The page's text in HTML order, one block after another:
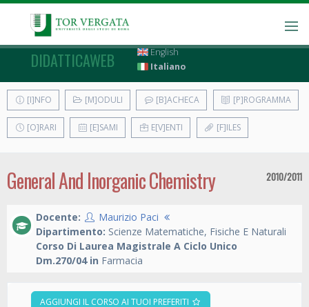
DIDATTICAWEB
English
Italiano
[I]NFO [M]ODULI [B]ACHECA [P]ROGRAMMA
[O]RARI [E]SAMI E[V]ENTI [F]ILES
General And Inorganic Chemistry 2010/2011
Docente:
Maurizio Paci
Dipartimento: Scienze Matematiche, Fisiche E Naturali
Corso Di Laurea Magistrale A Ciclo Unico
Dm.270/04 in Farmacia
AGGIUNGI IL CORSO AI TUOI PREFERITI